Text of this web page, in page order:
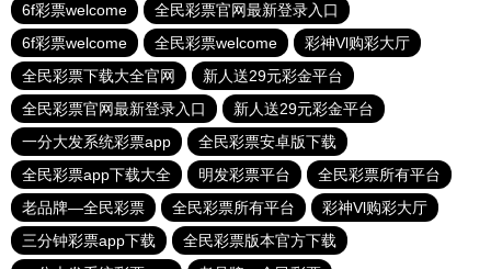
6f彩票welcome
全民彩票官网最新登录入口
6f彩票welcome
全民彩票welcome
彩神Vl购彩大厅
全民彩票下载大全官网
新人送29元彩金平台
全民彩票官网最新登录入口
新人送29元彩金平台
一分大发系统彩票app
全民彩票安卓版下载
全民彩票app下载大全
明发彩票平台
全民彩票所有平台
老品牌—全民彩票
全民彩票所有平台
彩神Vl购彩大厅
三分钟彩票app下载
全民彩票版本官方下载